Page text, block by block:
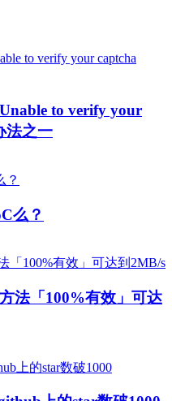
to verify your
法之一
么？
法「100%有效」可达